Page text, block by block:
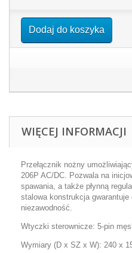
Dodaj do koszyka
WIĘCEJ INFORMACJI
Przełącznik nożny
206P AC/DC. Pozwala na
spawania, a także płynną
stalowa konstrukcja gwarantuje
niezawodność.
Wtyczki sterownicze: 5-pin
Wymiary (D x SZ x W): 240 x